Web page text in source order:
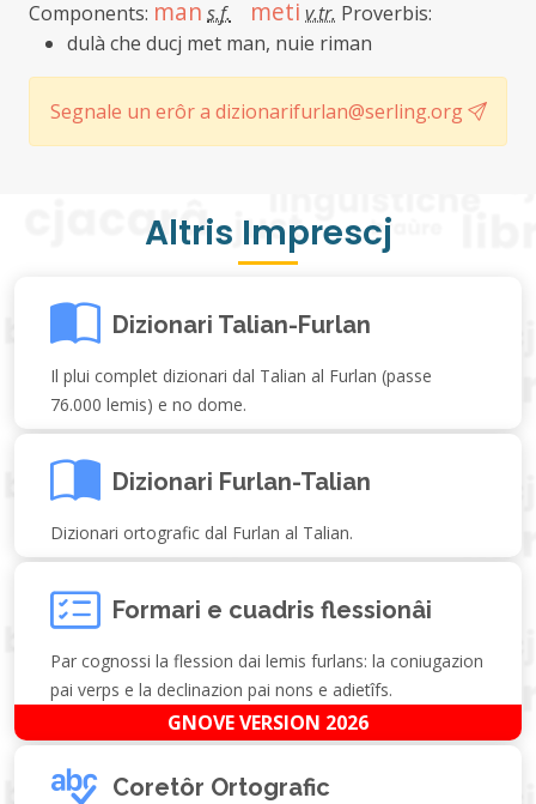
Components: man s.f. meti v.tr. Proverbis:
dulà che ducj met man, nuie riman
Segnale un erôr a dizionarifurlan@serling.org
Altris Imprescj
Dizionari Talian-Furlan
Il plui complet dizionari dal Talian al Furlan (passe
76.000 lemis) e no dome.
Dizionari Furlan-Talian
Dizionari ortografic dal Furlan al Talian.
Formari e cuadris flessionâi
Par cognossi la flession dai lemis furlans: la coniugazion
pai verps e la declinazion pai nons e adietîfs.
GNOVE VERSION 2026
Coretôr Ortografic